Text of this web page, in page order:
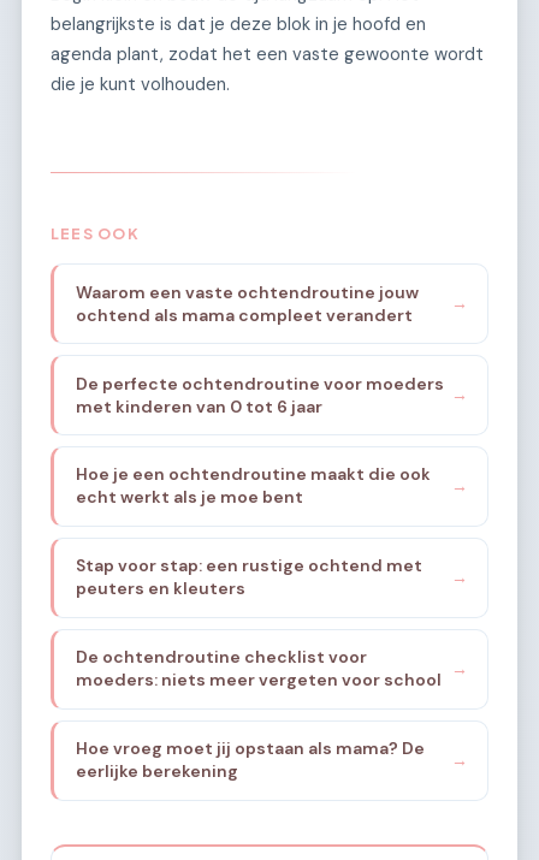
belangrijkste is dat je deze blok in je hoofd en
agenda plant, zodat het een vaste gewoonte wordt
die je kunt volhouden.
LEES OOK
Waarom een vaste ochtendroutine jouw
ochtend als mama compleet verandert
→
De perfecte ochtendroutine voor moeders
met kinderen van 0 tot 6 jaar
→
Hoe je een ochtendroutine maakt die ook
echt werkt als je moe bent
→
Stap voor stap: een rustige ochtend met
peuters en kleuters
→
De ochtendroutine checklist voor
moeders: niets meer vergeten voor school
→
Hoe vroeg moet jij opstaan als mama? De
eerlijke berekening
→